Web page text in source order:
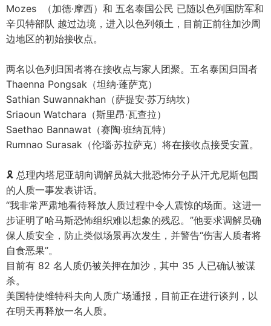
Mozes （加德·摩西）和 五名泰国公民 已随以色列国防军和
辛贝特部队 越过边境，进入以色列领土，目前正前往加沙周
边地区的初始接收点。
两名以色列归国者将在接收点与家人团聚。五名泰国归国者
Thaenna Pongsak（坦纳·蓬萨克）
Sathian Suwannakhan（萨提安·苏万纳坎）
Sriaoun Watchara（斯里昂·瓦查拉）
Saethao Bannawat（赛陶·班纳瓦特）
Rumnao Surasak（伦瑙·苏拉萨克）将在接收点接受安置。
🎗 总理内塔尼亚胡向调解员就大批恐怖分子从汗尤尼斯包围
的人质一事发表讲话。
“我非常严肃地看待释放人质过程中令人震惊的场面。这进一
步证明了哈马斯恐怖组织难以想象的残忍。”他要求调解员确
保人质安全，防止类似场景再次发生，并警告“伤害人质者将
自食恶果”。
目前有 82 名人质仍被关押在加沙，其中 35 人已确认被谋
杀。
美国特使维特科夫向人质广场通报，目前正在进行谈判，以
在明天再释放一名人质。